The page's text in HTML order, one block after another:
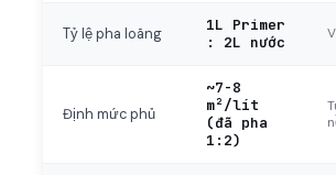
Tỷ lệ pha loãng
1L Primer
: 2L nước
Định mức phủ
~7-8
m²/lít
(đã pha
1:2)